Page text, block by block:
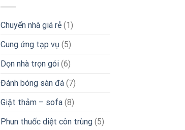
Chuyển nhà giá rẻ(1)
Cung ứng tạp vụ (5)
Dọn nhà trọn gói(6)
Đánh bóng sàn đá(7)
Giặt thảm – sofa(8)
Phun thuốc diệt côn trùng(5)